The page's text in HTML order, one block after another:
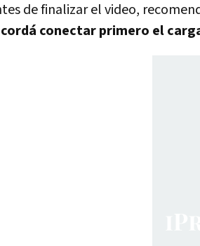
de finalizar el video,
conectar primero el